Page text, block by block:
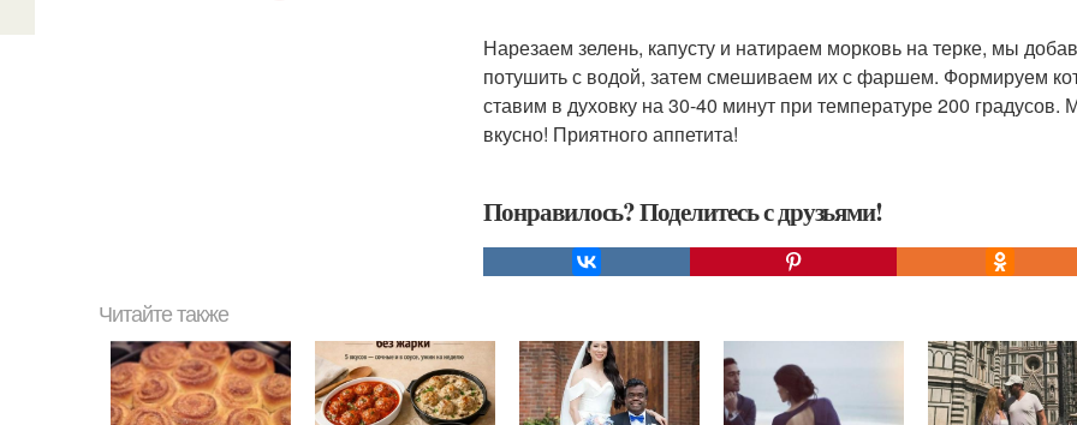
Нарезаем зелень, капусту и натираем морковь на терке, мы
потушить с водой, затем смешиваем их с фаршем. Формируем
ставим в духовку на 30-40 минут при температуре 200 градусов.
вкусно! Приятного аппетита!
Понравилось? Поделитесь с друзьями!
Читайте также